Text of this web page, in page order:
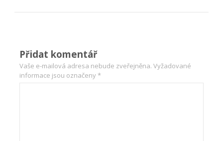
Přidat komentář
Vaše e-mailová adresa nebude zveřejněna. Vyžadované
informace jsou označeny*